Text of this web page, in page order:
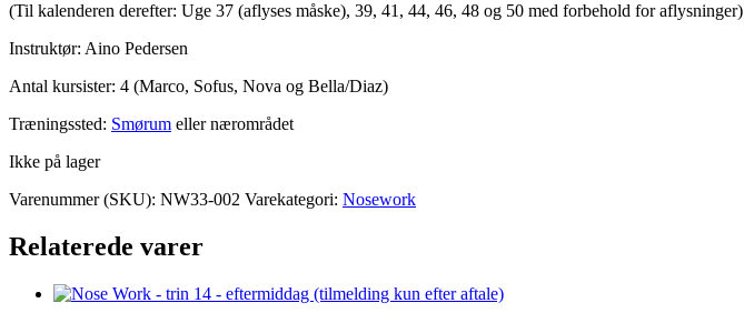
(Til kalenderen derefter: Uge 37 (aflyses måske), 39, 41, 44, 46, 48 og 50 med forbehold for aflysninger)
Instruktør: Aino Pedersen
Antal kursister: 4 (Marco, Sofus, Nova og Bella/Diaz)
Træningssted: Smørum eller nærområdet
Ikke på lager
Varenummer (SKU): NW33-002 Varekategori: Nosework
Relaterede varer